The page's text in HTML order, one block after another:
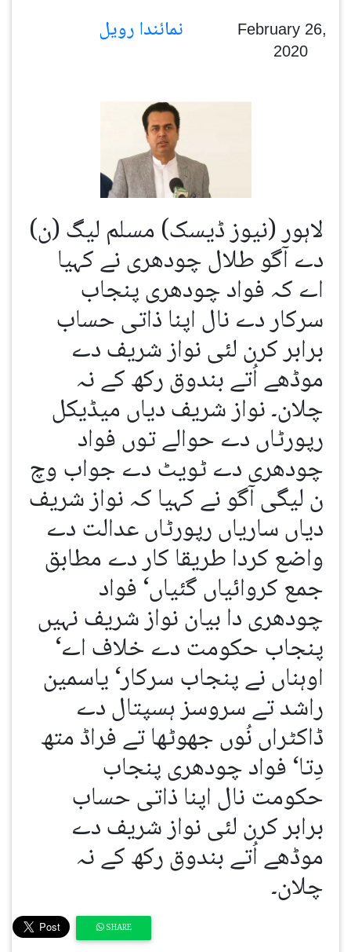
February 26,
2020
لاہور (نیوز ڈیسک) مسلم لیگ (ن)
دے آگو طلال چودھری نے کہیا
اے کہ فواد چودھری پنجاب
سرکار دے نال اپنا ذاتی حساب
برابر کرن لئی نواز شریف دے
موڈھے اُتے بندوق رکھ کے نہ
چلان۔ نواز شریف دیاں میڈیکل
رپورٹاں دے حوالے توں فواد
چودھری دے ٹویٹ دے جواب وچ
ن لیگی آگو نے کہیا کہ نواز شریف
دیاں ساریاں رپورٹاں عدالت دے
واضع کردا طریقا کار دے مطابق
جمع کروائیاں گئیاں‘ فواد
چودھری دا بیان نواز شریف نہیں
پنجاب حکومت دے خلاف اے‘
اوہناں نے پنجاب سرکار‘ یاسمین
راشد تے سروسز ہسپتال دے
ڈاکٹراں نُوں جھوٹھا تے فراڈ متھ
دِتا‘ فواد چودھری پنجاب
حکومت نال اپنا ذاتی حساب
برابر کرن لئی نواز شریف دے
موڈھے اُتے بندوق رکھ کے نہ
چلان۔
SHARE